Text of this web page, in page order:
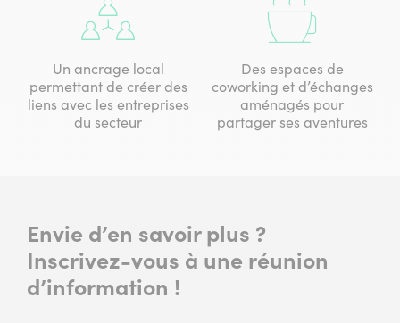
Un ancrage local
permettant de créer des
liens avec les entreprises
du secteur
Des espaces de
coworking et d’échanges
aménagés pour
partager ses aventures
Envie d’en savoir plus ?
Inscrivez-vous à une réunion
d’information !